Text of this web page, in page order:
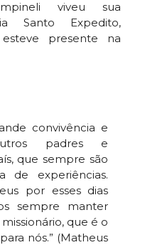
viveu sua
Santo Expedito,
presente na
convivência e
padres e
que sempre são
de experiências.
por esses dias
sempre manter
que é o
nós.” (Matheus